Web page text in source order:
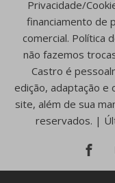
Privacidade/
financiamento de
comercial. Política
não fazemos
Castro é
edição, adaptação
site, além de sua
reservados. |